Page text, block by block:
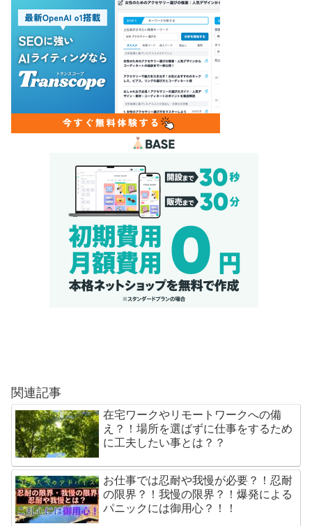
関連記事
在宅ワークやリモートワークへの備
え？！場所を選ばずに仕事をするため
に工夫したい事とは？？
お仕事では忍耐や我慢が必要？！忍耐
の限界？！我慢の限界？！爆発による
パニックには御用心？！！